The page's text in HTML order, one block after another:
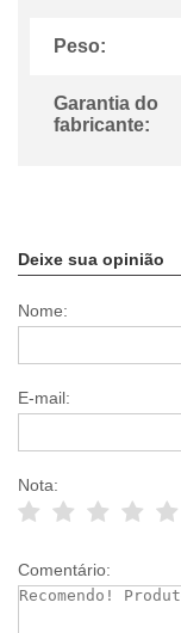
Peso:
Garantia do
fabricante:
Deixe sua opinião
Nome:
E-mail:
Nota:
Comentário: